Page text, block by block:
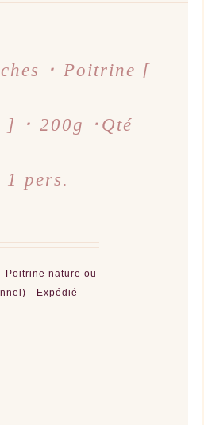
･ Poitrine [
] ･ 200g ･Qté
1 pers.
Poitrine nature ou
- Expédié